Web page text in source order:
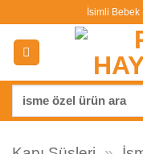
İsimli Bebek